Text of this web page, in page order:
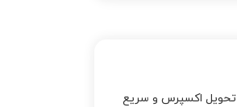
تحویل اکسپرس و سریع